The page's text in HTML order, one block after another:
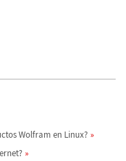
Wolfram en Linux?